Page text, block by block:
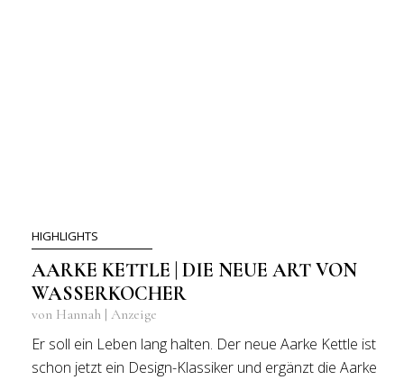
HIGHLIGHTS
AARKE KETTLE | DIE NEUE ART VON
WASSERKOCHER
von Hannah | Anzeige
Er soll ein Leben lang halten. Der neue Aarke Kettle ist
schon jetzt ein Design-Klassiker und ergänzt die Aarke